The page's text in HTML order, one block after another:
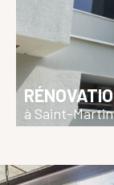
à Saint-